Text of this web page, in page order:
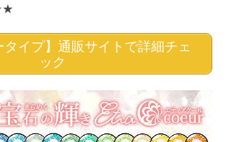
タイプ】通販サイトで詳細チェ
ック